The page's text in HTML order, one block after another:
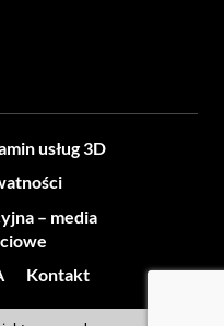
usług 3D
– media
Kontakt